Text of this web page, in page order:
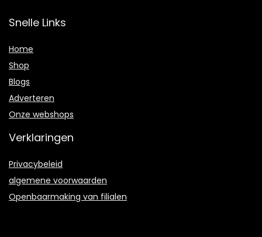
Snelle Links
Home
Shop
Blogs
Adverteren
Onze webshops
Verklaringen
Privacybeleid
algemene voorwaarden
Openbaarmaking van filialen